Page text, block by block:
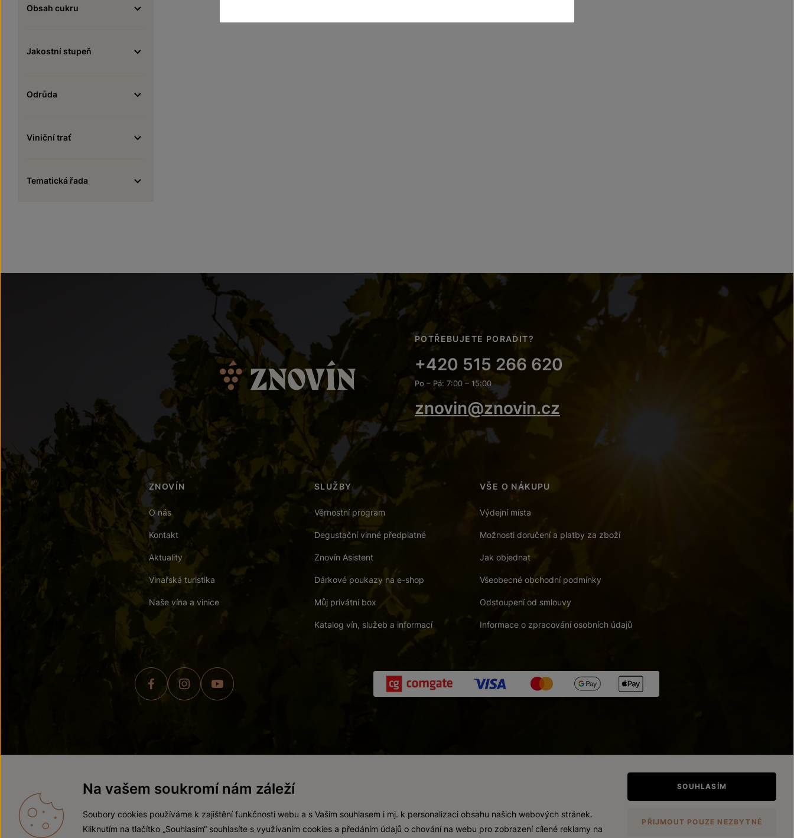
Obsah cukru
Jakostní stupeň
Odrůda
Viniční trať
Tematická řada
POTŘEBUJETE PORADIT?
+420 515 266 620
Po – Pá: 7:00 – 15:00
znovin@znovin.cz
ZNOVÍN
O nás
Kontakt
Aktuality
Vinařská turistika
Naše vína a vinice
SLUŽBY
Věrnostní program
Degustační vinné předplatné
Znovín Asistent
Dárkové poukazy na e-shop
Můj privátní box
Katalog vín, služeb a informací
VŠE O NÁKUPU
Výdejní místa
Možnosti doručení a platby za zboží
Jak objednat
Všeobecné obchodní podmínky
Odstoupení od smlouvy
Informace o zpracování osobních údajů
Zákaz prodeje alkoholických nápojů osobám mladším 18 let.
Vytvořil webProgress
Na vašem soukromí nám záleží
Soubory cookies používáme k zajištění funkčnosti webu a s Vaším souhlasem i mj. k personalizaci obsahu našich webových stránek.
Kliknutím na tlačítko „Souhlasím“ souhlasíte s využívaním cookies a předáním údajů o chování na webu pro zobrazení cílené reklamy na
SOUHLASÍM
PŘIJMOUT POUZE NEZBYTNÉ